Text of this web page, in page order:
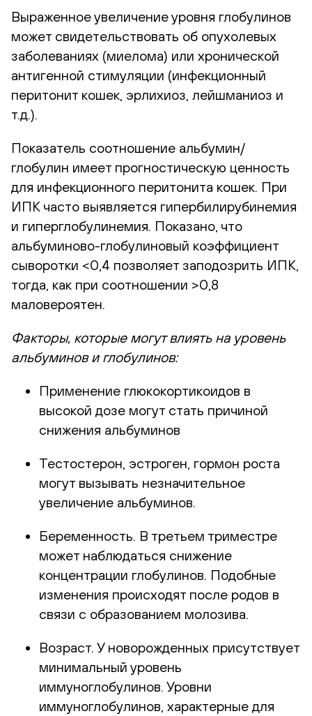
Выраженное увеличение уровня глобулинов
может свидетельствовать об опухолевых
заболеваниях (миелома) или хронической
антигенной стимуляции (инфекционный
перитонит кошек, эрлихиоз, лейшманиоз и
т.д.).
Показатель соотношение альбумин/
глобулин имеет прогностическую ценность
для инфекционного перитонита кошек. При
ИПК часто выявляется гипербилирубинемия
и гиперглобулинемия. Показано, что
альбуминово-глобулиновый коэффициент
сыворотки <0,4 позволяет заподозрить ИПК,
тогда, как при соотношении >0,8
маловероятен.
Факторы, которые могут влиять на уровень
альбуминов и глобулинов:
Применение глюкокортикоидов в
высокой дозе могут стать причиной
снижения альбуминов
Тестостерон, эстроген, гормон роста
могут вызывать незначительное
увеличение альбуминов.
Беременность. В третьем триместре
может наблюдаться снижение
концентрации глобулинов. Подобные
изменения происходят после родов в
связи с образованием молозива.
Возраст. У новорожденных присутствует
минимальный уровень
иммуноглобулинов. Уровни
иммуноглобулинов, характерные для